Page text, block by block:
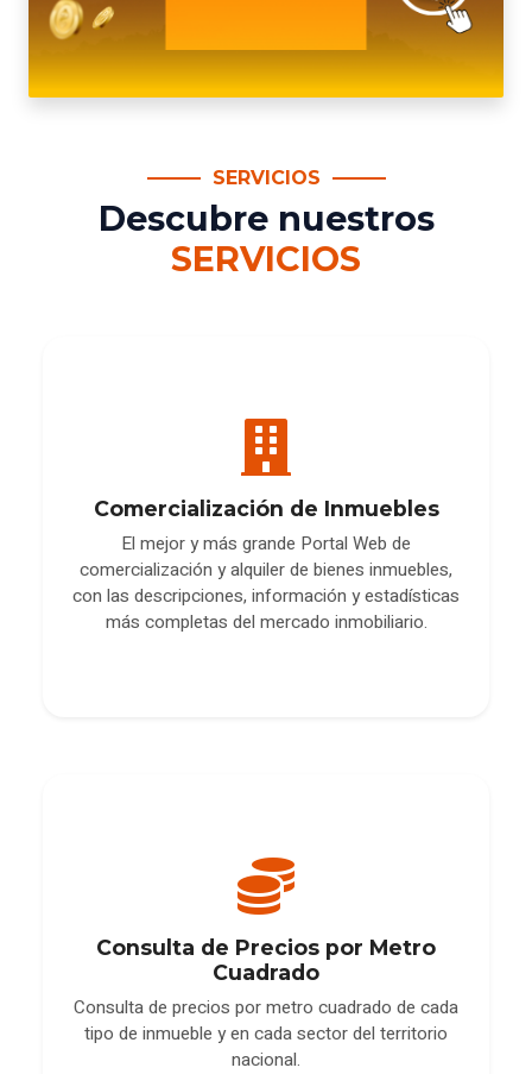
SERVICIOS
Descubre nuestros
SERVICIOS
Comercialización de Inmuebles
El mejor y más grande Portal Web de
comercialización y alquiler de bienes inmuebles,
con las descripciones, información y estadísticas
más completas del mercado inmobiliario.
Consulta de Precios por Metro
Cuadrado
Consulta de precios por metro cuadrado de cada
tipo de inmueble y en cada sector del territorio
nacional.